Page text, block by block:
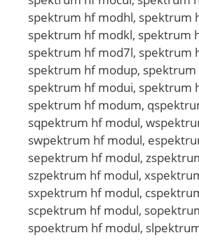
spektrum hf modhl, spektrum
spektrum hf modkl, spektrum
spektrum hf mod7l, spektrum
spektrum hf modup, spektrum
spektrum hf modui, spektrum
spektrum hf modum,
sqpektrum hf modul,
swpektrum hf modul,
sepektrum hf modul,
szpektrum hf modul,
sxpektrum hf modul,
scpektrum hf modul,
spoektrum hf modul,